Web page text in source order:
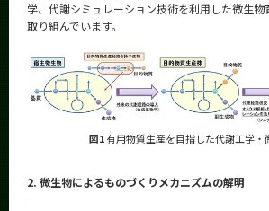
学、代謝シミュレーション技術を利用した微生物
取り組んでいます。
図1有用物質生産を目指した代謝工学・
2. 微生物によるものづくりメカニズムの解明